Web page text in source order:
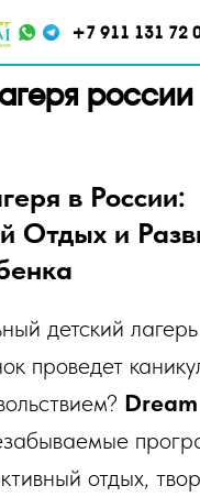
+7 911 131 72
россии
в России:
Отдых и
детский
проведет
отдых,